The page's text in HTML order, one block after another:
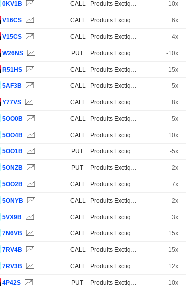
0KV1B CALL Produits Exotiques 10x
V16CS CALL Produits Exotiques 6x
V15CS CALL Produits Exotiques 4x
W26NS PUT Produits Exotiques -10x
R51HS CALL Produits Exotiques 15x
5AF3B CALL Produits Exotiques 5x
Y77VS CALL Produits Exotiques 8x
5OO0B CALL Produits Exotiques 5x
5OO4B CALL Produits Exotiques 10x
5OO1B PUT Produits Exotiques -5x
5ONZB PUT Produits Exotiques -2x
5OO2B CALL Produits Exotiques 7x
5ONYB CALL Produits Exotiques 2x
5VX9B CALL Produits Exotiques 3x
7N6VB CALL Produits Exotiques 15x
7RV4B CALL Produits Exotiques 15x
7RV3B CALL Produits Exotiques 12x
4P42S PUT Produits Exotiques -10x